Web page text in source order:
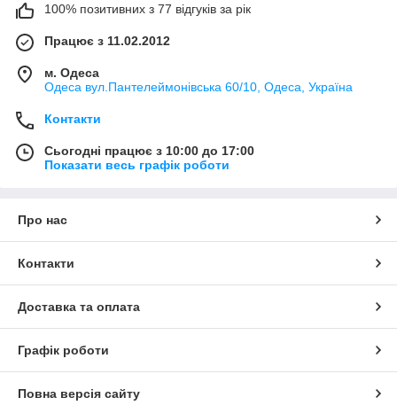
100% позитивних з 77 відгуків за рік
Працює з 11.02.2012
м. Одеса
Одеса вул.Пантелеймонівська 60/10, Одеса, Україна
Контакти
Сьогодні працює з 10:00 до 17:00
Показати весь графік роботи
Про нас
Контакти
Доставка та оплата
Графік роботи
Повна версія сайту